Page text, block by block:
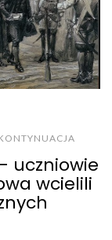
uczniowie
wcielili